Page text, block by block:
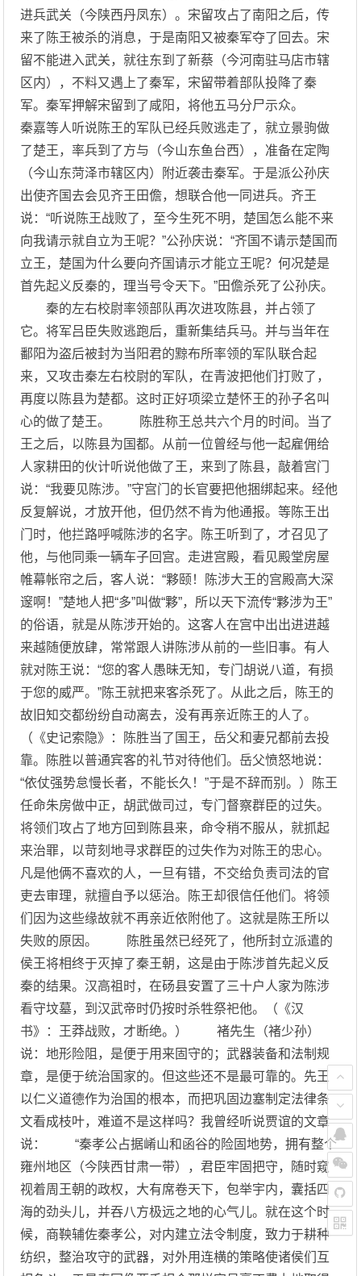
进兵武关（今陕西丹凤东）。宋留攻占了南阳之后，传
来了陈王被杀的消息，于是南阳又被秦军夺了回去。宋
留不能进入武关，就往东到了新蔡（今河南驻马店市辖
区内），不料又遇上了秦军，宋留带着部队投降了秦
军。秦军押解宋留到了咸阳，将他五马分尸示众。
秦嘉等人听说陈王的军队已经兵败逃走了，就立景驹做
了楚王，率兵到了方与（今山东鱼台西），准备在定陶
（今山东菏泽市辖区内）附近袭击秦军。于是派公孙庆
出使齐国去会见齐王田儋，想联合他一同进兵。齐王
说：“听说陈王战败了，至今生死不明，楚国怎么能不来
向我请示就自立为王呢？”公孙庆说：“齐国不请示楚国而
立王，楚国为什么要向齐国请示才能立王呢？何况楚是
首先起义反秦的，理当号令天下。”田儋杀死了公孙庆。
秦的左右校尉率领部队再次进攻陈县，并占领了
它。将军吕臣失败逃跑后，重新集结兵马。并与当年在
鄱阳为盗后被封为当阳君的黥布所率领的军队联合起
来，又攻击秦左右校尉的军队，在青波把他们打败了，
再度以陈县为楚都。这时正好项梁立楚怀王的孙子名叫
心的做了楚王。 陈胜称王总共六个月的时间。当了
王之后，以陈县为国都。从前一位曾经与他一起雇佣给
人家耕田的伙计听说他做了王，来到了陈县，敲着宫门
说：“我要见陈涉。”守宫门的长官要把他捆绑起来。经他
反复解说，才放开他，但仍然不肯为他通报。等陈王出
门时，他拦路呼喊陈涉的名字。陈王听到了，才召见了
他，与他同乘一辆车子回宫。走进宫殿，看见殿堂房屋
帷幕帐帘之后，客人说：“夥颐！陈涉大王的宫殿高大深
邃啊！”楚地人把“多”叫做“夥”，所以天下流传“夥涉为王”
的俗语，就是从陈涉开始的。这客人在宫中出出进进越
来越随便放肆，常常跟人讲陈涉从前的一些旧事。有人
就对陈王说：“您的客人愚昧无知，专门胡说八道，有损
于您的威严。”陈王就把来客杀死了。从此之后，陈王的
故旧知交都纷纷自动离去，没有再亲近陈王的人了。
（《史记索隐》：陈胜当了国王，岳父和妻兄都前去投
靠。陈胜以普通宾客的礼节对待他们。岳父愤怒地说：
“依仗强势怠慢长者，不能长久！”于是不辞而别。）陈王
任命朱房做中正，胡武做司过，专门督察群臣的过失。
将领们攻占了地方回到陈县来，命令稍不服从，就抓起
来治罪，以苛刻地寻求群臣的过失作为对陈王的忠心。
凡是他俩不喜欢的人，一旦有错，不交给负责司法的官
吏去审理，就擅自予以惩治。陈王却很信任他们。将领
们因为这些缘故就不再亲近依附他了。这就是陈王所以
失败的原因。 陈胜虽然已经死了，他所封立派遣的
侯王将相终于灭掉了秦王朝，这是由于陈涉首先起义反
秦的结果。汉高祖时，在砀县安置了三十户人家为陈涉
看守坟墓，到汉武帝时仍按时杀牲祭祀他。（《汉
书》：王莽战败，才断绝。） 褚先生（褚少孙）
说：地形险阻，是便于用来固守的；武器装备和法制规
章，是便于统治国家的。但这些还不是最可靠的。先王
以仁义道德作为治国的根本，而把巩固边塞制定法律条
文看成枝叶，难道不是这样吗？我曾经听说贾谊的文章
说： “秦孝公占据崤山和函谷的险固地势，拥有整个
雍州地区（今陕西甘肃一带），君臣牢固把守，随时窥
视着周王朝的政权，大有席卷天下，包举宇内，囊括四
海的劲头儿，并吞八方极远之地的心气儿。就在这个时
候，商鞅辅佐秦孝公，对内建立法令制度，致力于耕种
纺织，整治攻守的武器，对外用连横的策略使诸侯们互